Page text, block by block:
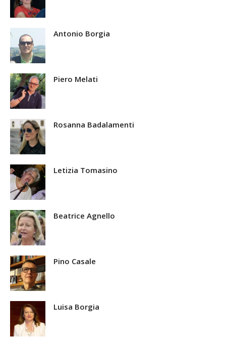
Antonio Borgia
Piero Melati
Rosanna Badalamenti
Letizia Tomasino
Beatrice Agnello
Pino Casale
Luisa Borgia